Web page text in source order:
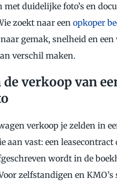
met duidelijke foto’s en
zoekt naar een opkoper
gemak, snelheid en
verschil maken.
de verkoop van
verkoop je zelden in
aan vast: een
wordt in de
zelfstandigen en